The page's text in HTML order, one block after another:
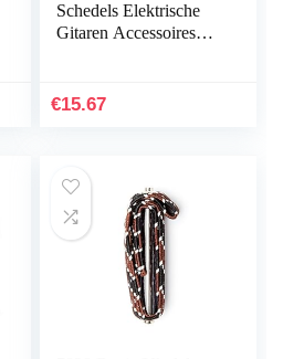
Schedels Elektrische
Gitaren Accessoires
€15.67